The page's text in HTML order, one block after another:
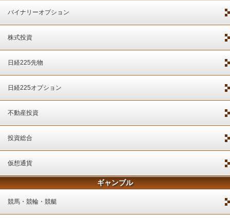
バイナリーオプション
株式投資
日経225先物
日経225オプション
不動産投資
投資総合
仮想通貨
ギャンブル
競馬・競輪・競艇